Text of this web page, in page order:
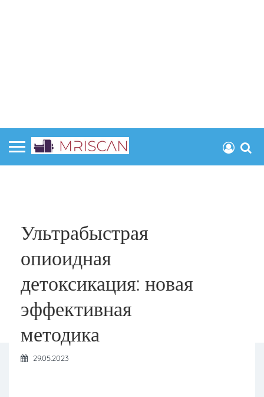
Ультрабыстрая
опиоидная
детоксикация: новая
эффективная
методика
29.05.2023